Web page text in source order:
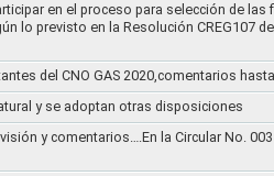
en el proceso para selección de
lo previsto en la Resolución CREG107
del CNO GAS 2020,comentarios
y se adoptan otras disposiciones
y comentarios….En la Circular No.